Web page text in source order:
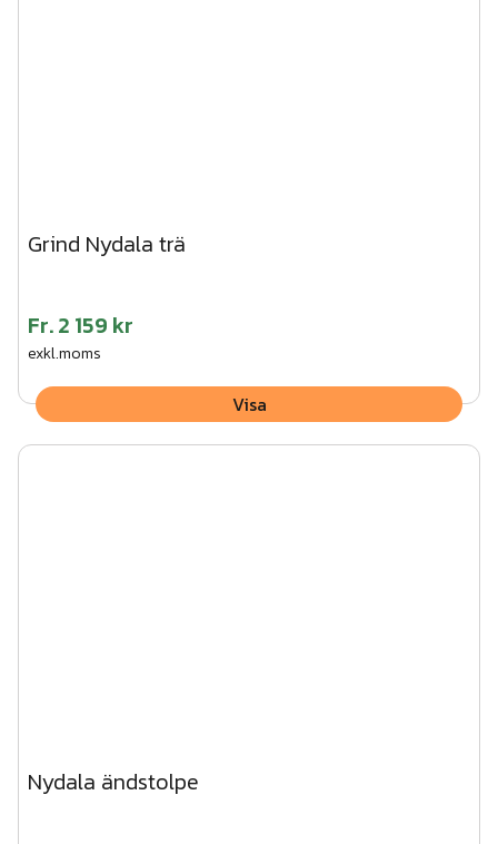
Grind Nydala trä
Fr.2 159 kr
exkl.moms
Visa
Nydala ändstolpe